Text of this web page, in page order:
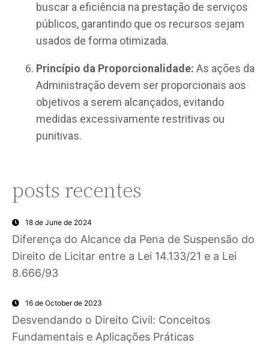
buscar a eficiência na prestação de serviços
públicos, garantindo que os recursos sejam
usados de forma otimizada.
Princípio da Proporcionalidade: As ações da
Administração devem ser proporcionais aos
objetivos a serem alcançados, evitando
medidas excessivamente restritivas ou
punitivas.
posts recentes
18 de June de 2024
Diferença do Alcance da Pena de Suspensão do
Direito de Licitar entre a Lei 14.133/21 e a Lei
8.666/93
16 de October de 2023
Desvendando o Direito Civil: Conceitos
Fundamentais e Aplicações Práticas